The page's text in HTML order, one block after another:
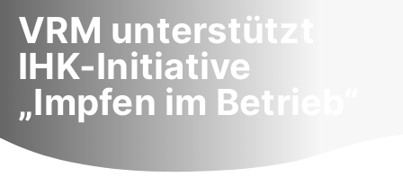
VRM unterstützt
IHK-Initiative
„Impfen im Betrieb“